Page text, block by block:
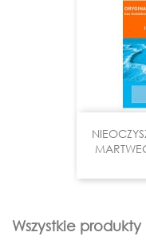
Wszystkie produkty